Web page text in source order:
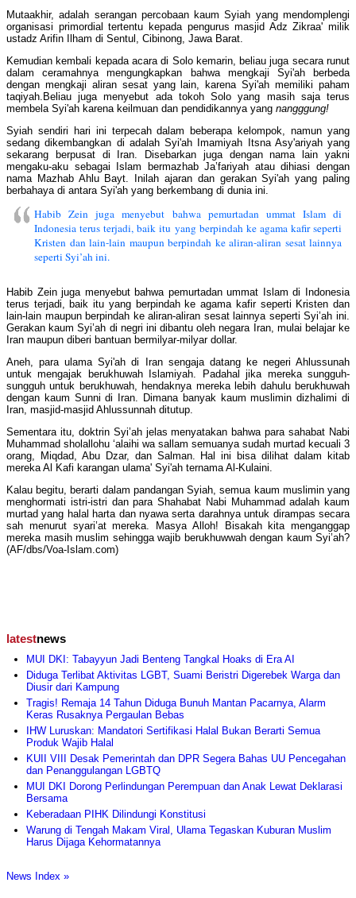
Mutaakhir, adalah serangan percobaan kaum Syiah yang mendomplengi
organisasi primordial tertentu kepada pengurus masjid Adz Zikraa' milik
ustadz Arifin Ilham di Sentul, Cibinong, Jawa Barat.
Kemudian kembali kepada acara di Solo kemarin, beliau juga secara runut
dalam ceramahnya mengungkapkan bahwa mengkaji Syi'ah berbeda
dengan mengkaji aliran sesat yang lain, karena Syi'ah memiliki paham
taqiyah.Beliau juga menyebut ada tokoh Solo yang masih saja terus
membela Syi'ah karena keilmuan dan pendidikannya yang nangggung!
Syiah sendiri hari ini terpecah dalam beberapa kelompok, namun yang
sedang dikembangkan di adalah Syi'ah Imamiyah Itsna Asy'ariyah yang
sekarang berpusat di Iran. Disebarkan juga dengan nama lain yakni
mengaku-aku sebagai Islam bermazhab Ja’fariyah atau dihiasi dengan
nama Mazhab Ahlu Bayt. Inilah ajaran dan gerakan Syi'ah yang paling
berbahaya di antara Syi'ah yang berkembang di dunia ini.
Habib Zein juga menyebut bahwa pemurtadan ummat Islam di
Indonesia terus terjadi, baik itu yang berpindah ke agama kafir seperti
Kristen dan lain-lain maupun berpindah ke aliran-aliran sesat lainnya
seperti Syi’ah ini.
Habib Zein juga menyebut bahwa pemurtadan ummat Islam di Indonesia
terus terjadi, baik itu yang berpindah ke agama kafir seperti Kristen dan
lain-lain maupun berpindah ke aliran-aliran sesat lainnya seperti Syi’ah ini.
Gerakan kaum Syi’ah di negri ini dibantu oleh negara Iran, mulai belajar ke
Iran maupun diberi bantuan bermilyar-milyar dollar.
Aneh, para ulama Syi'ah di Iran sengaja datang ke negeri Ahlussunah
untuk mengajak berukhuwah Islamiyah. Padahal jika mereka sungguh-
sungguh untuk berukhuwah, hendaknya mereka lebih dahulu berukhuwah
dengan kaum Sunni di Iran. Dimana banyak kaum muslimin dizhalimi di
Iran, masjid-masjid Ahlussunnah ditutup.
Sementara itu, doktrin Syi’ah jelas menyatakan bahwa para sahabat Nabi
Muhammad sholallohu ‘alaihi wa sallam semuanya sudah murtad kecuali 3
orang, Miqdad, Abu Dzar, dan Salman. Hal ini bisa dilihat dalam kitab
mereka Al Kafi karangan ulama' Syi'ah ternama Al-Kulaini.
Kalau begitu, berarti dalam pandangan Syiah, semua kaum muslimin yang
menghormati istri-istri dan para Shahabat Nabi Muhammad adalah kaum
murtad yang halal harta dan nyawa serta darahnya untuk dirampas secara
sah menurut syari’at mereka. Masya Alloh! Bisakah kita menganggap
mereka masih muslim sehingga wajib berukhuwwah dengan kaum Syi’ah?
(AF/dbs/Voa-Islam.com)
latestnews
MUI DKI: Tabayyun Jadi Benteng Tangkal Hoaks di Era AI
Diduga Terlibat Aktivitas LGBT, Suami Beristri Digerebek Warga dan
Diusir dari Kampung
Tragis! Remaja 14 Tahun Diduga Bunuh Mantan Pacarnya, Alarm
Keras Rusaknya Pergaulan Bebas
IHW Luruskan: Mandatori Sertifikasi Halal Bukan Berarti Semua
Produk Wajib Halal
KUII VIII Desak Pemerintah dan DPR Segera Bahas UU Pencegahan
dan Penanggulangan LGBTQ
MUI DKI Dorong Perlindungan Perempuan dan Anak Lewat Deklarasi
Bersama
Keberadaan PIHK Dilindungi Konstitusi
Warung di Tengah Makam Viral, Ulama Tegaskan Kuburan Muslim
Harus Dijaga Kehormatannya
News Index »